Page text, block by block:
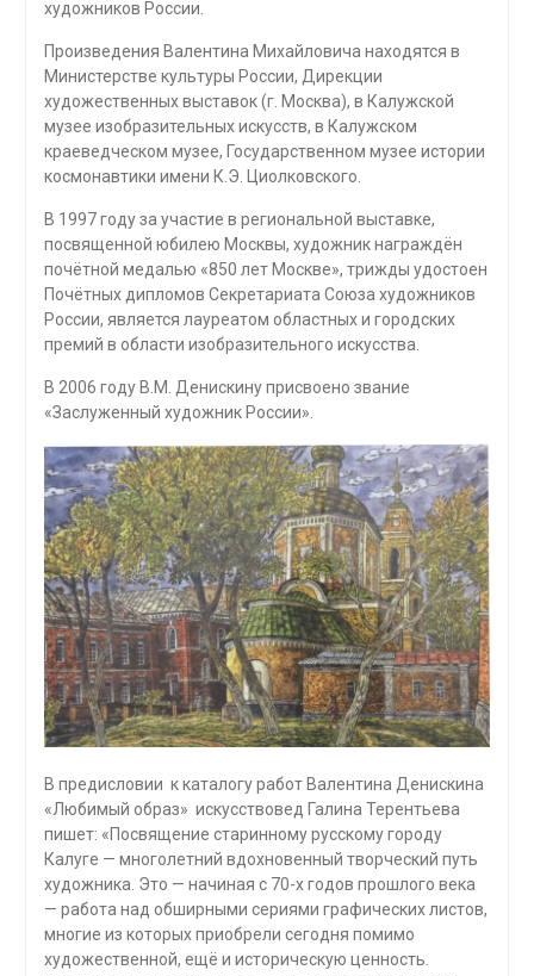
художников России.
Произведения Валентина Михайловича находятся в
Министерстве культуры России, Дирекции
художественных выставок (г. Москва), в Калужской
музее изобразительных искусств, в Калужском
краеведческом музее, Государственном музее истории
космонавтики имени К.Э. Циолковского.
В 1997 году за участие в региональной выставке,
посвященной юбилею Москвы, художник награждён
почётной медалью «850 лет Москве», трижды удостоен
Почётных дипломов Секретариата Союза художников
России, является лауреатом областных и городских
премий в области изобразительного искусства.
В 2006 году В.М. Денискину присвоено звание
«Заслуженный художник России».
В предисловии к каталогу работ Валентина Денискина
«Любимый образ» искусствовед Галина Терентьева
пишет: «Посвящение старинному русскому городу
Калуге — многолетний вдохновенный творческий путь
художника. Это — начиная с 70-х годов прошлого века
— работа над обширными сериями графических листов,
многие из которых приобрели сегодня помимо
художественной, ещё и историческую ценность.